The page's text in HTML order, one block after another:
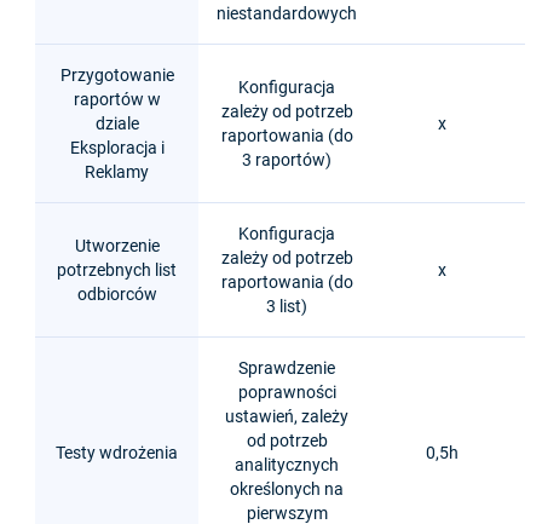
niestandardowych
Przygotowanie
raportów w
dziale
Eksploracja i
Reklamy
Konfiguracja
zależy od potrzeb
raportowania (do
3 raportów)
x
Utworzenie
potrzebnych list
odbiorców
Konfiguracja
zależy od potrzeb
raportowania (do
3 list)
x
Testy wdrożenia
Sprawdzenie
poprawności
ustawień, zależy
od potrzeb
analitycznych
określonych na
pierwszym
0,5h